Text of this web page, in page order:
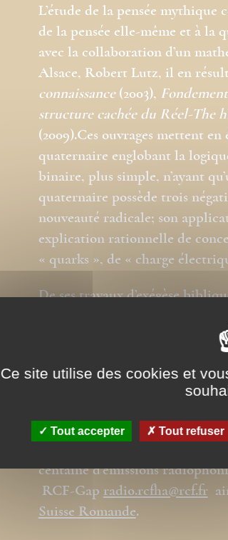
L’étude de la pensée mythique
de la pensée elle-même et à la
avec la collaboration d’un
Alsace, Robert Lutz, il en
connaissance(2003),
structure cachée du Réel-
(2009).Ces ouvrages mettent en
quaternaire englobant la
binaire, plus simple, n’ayant
quaternaire possède trois
nouveauté radicale; son
explication rationnelle de
« quarks », de « charge
De ses travaux d’exégèse
controverses de Jésus à propos
« Le Maître du
Il collabore aux travaux et
centaine d’émissions
RCF-Gap radio.rcfha@rcf.fr
Suisse Romande.
Ce site utilise des cookies et
Tout accepter Tout refuser